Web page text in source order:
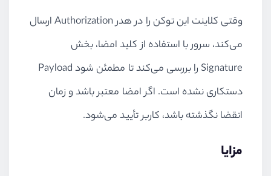
وقتی کلاینت این توکن را در هدر Authorization ارسال
می‌کند، سرور با استفاده از کلید امضا، بخش
Signature را بررسی می‌کند تا مطمئن شود Payload
دستکاری نشده است. اگر امضا معتبر باشد و زمان
انقضا نگذشته باشد، کاربر تأیید می‌شود.
مزایا